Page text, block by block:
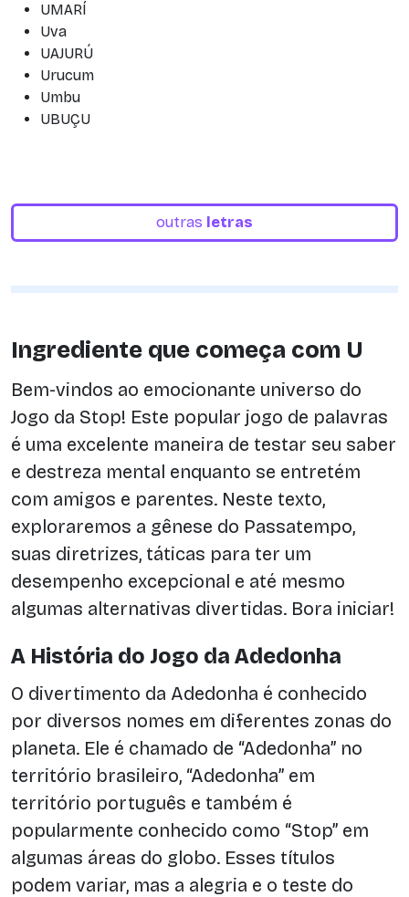
UMARÍ
Uva
UAJURÚ
Urucum
Umbu
UBUÇU
outras letras
Ingrediente que começa com U
Bem-vindos ao emocionante universo do
Jogo da Stop! Este popular jogo de palavras
é uma excelente maneira de testar seu saber
e destreza mental enquanto se entretém
com amigos e parentes. Neste texto,
exploraremos a gênese do Passatempo,
suas diretrizes, táticas para ter um
desempenho excepcional e até mesmo
algumas alternativas divertidas. Bora iniciar!
A História do Jogo da Adedonha
O divertimento da Adedonha é conhecido
por diversos nomes em diferentes zonas do
planeta. Ele é chamado de “Adedonha” no
território brasileiro, “Adedonha” em
território português e também é
popularmente conhecido como “Stop” em
algumas áreas do globo. Esses títulos
podem variar, mas a alegria e o teste do